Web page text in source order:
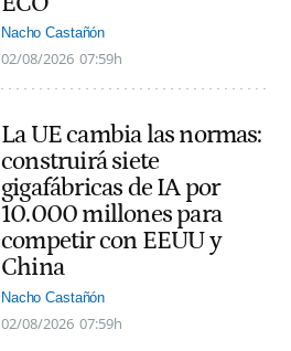
Nacho Castañón
02/08/2026 07:59h
La UE cambia las normas:
construirá siete
gigafábricas de IA por
10.000 millones para
competir con EEUU y
China
Nacho Castañón
02/08/2026 07:59h